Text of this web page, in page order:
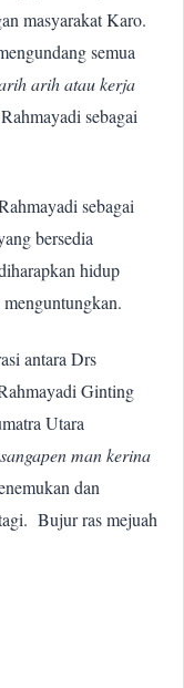
masyarakat Karo.
semua
arih atau kerja
sebagai
sebagai
bersedia
hidup
antara Drs
Ginting
Utara
man kerina
dan
Bujur ras mejuah